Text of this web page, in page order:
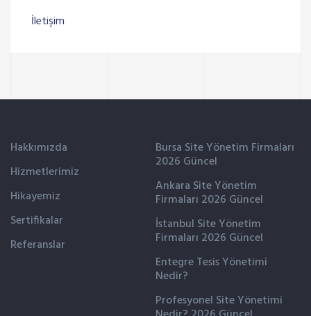
İletişim
Hakkımızda
Hizmetlerimiz
Hikayemiz
Sertifikalar
Referanslar
Bursa Site Yönetim Firmaları
2026 Güncel
Ankara Site Yönetim
Firmaları 2026 Güncel
İstanbul Site Yönetim
Firmaları 2026 Güncel
Entegre Tesis Yönetimi
Nedir?
Profesyonel Site Yönetimi